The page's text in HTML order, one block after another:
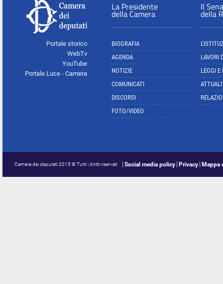
Portale storico
WebTv
YouTube
Portale Luce - Camera
La Presidente
della Camera
BIOGRAFIA
AGENDA
NOTIZIE
COMUNICATI
DISCORSI
FOTO/VIDEO
Il
della
LAVORI
LEGGI E
Camera dei deputati 2015 © Tutti i diritti riservati Social media policy Privacy Mappa